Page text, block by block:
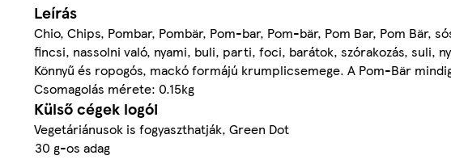
Leírás
Chio, Chips, Pombar, Pombär, Pom-bar, Pom-bär, Pom Bar, Pom Bär,
fincsi, nassolni való, nyami, buli, parti, foci, barátok, szórakozás, suli,
Könnyű és ropogós, mackó formájú krumplicsemege. A Pom-Bär
Csomagolás mérete: 0.15kg
Külső cégek logói
Vegetáriánusok is fogyaszthatják, Green Dot
30 g-os adag